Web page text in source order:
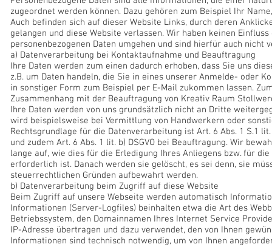
zugeordnet werden können. Dazu gehören zum Beispiel Ihr
Auch befinden sich auf dieser Website Links, durch deren
gelangen und diese Website verlassen. Wir haben keinen
personenbezogenen Daten umgehen und sind hierfür auch nicht
a) Datenverarbeitung bei Kontaktaufnahme und Beauftragung
Ihre Daten werden zum einen dadurch erhoben, dass Sie uns
z.B. um Daten handeln, die Sie in eines unserer Anmelde- oder
in sonstiger Form zum Beispiel per E-Mail zukommen lassen.
Zusammenhang mit der Beauftragung von Kreativ Raum
Ihre Daten werden von uns grundsätzlich nicht an Dritte
wird beispielsweise bei Vermittlung von Handwerkern oder
Rechtsgrundlage für die Datenverarbeitung ist Art. 6 Abs. 1 S.1
und zudem Art. 6 Abs. 1 lit. b) DSGVO bei Beauftragung. Wir
lange auf, wie dies für die Erledigung Ihres Anliegens bzw. für
erforderlich ist. Danach werden sie gelöscht, es sei denn, sie
steuerrechtlichen Gründen aufbewahrt werden.
b) Datenverarbeitung beim Zugriff auf diese Website
Beim Zugriff auf unsere Webseite werden automatisch
Informationen (Server-Logfiles) beinhalten etwa die Art des
Betriebssystem, den Domainnamen Ihres Internet Service
IP-Adresse übertragen und dazu verwendet, den von Ihnen
Informationen sind technisch notwendig, um von Ihnen